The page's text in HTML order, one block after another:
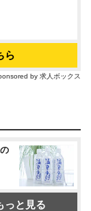
ら
by 求人ボックス
っと見る